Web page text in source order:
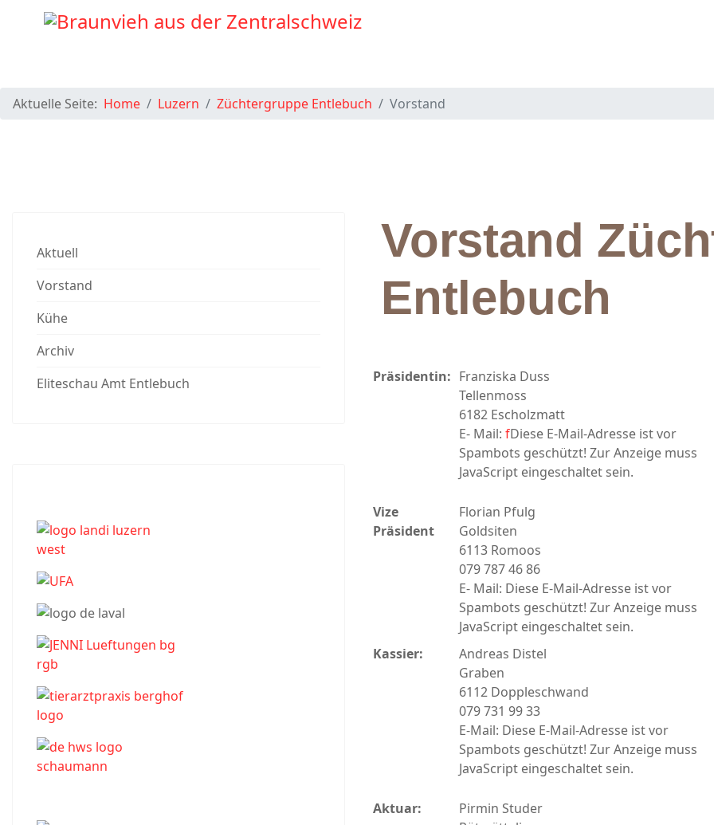
Aktuelle Seite: Home Luzern Züchtergruppe Entlebuch Vorstand
Aktuell
Vorstand
Kühe
Archiv
Eliteschau Amt Entlebuch
Vorstand
Entlebuch
Präsidentin: Franziska Duss
Tellenmoss
6182 Escholzmatt
E- Mail: fDiese E-Mail-Adresse ist vor
Spambots geschützt! Zur Anzeige muss
JavaScript eingeschaltet sein.
Vize
Präsident
Florian Pfulg
Goldsiten
6113 Romoos
079 787 46 86
E- Mail: Diese E-Mail-Adresse ist vor
Spambots geschützt! Zur Anzeige muss
JavaScript eingeschaltet sein.
Kassier:
Andreas Distel
Graben
6112 Doppleschwand
079 731 99 33
E-Mail: Diese E-Mail-Adresse ist vor
Spambots geschützt! Zur Anzeige muss
JavaScript eingeschaltet sein.
Aktuar:
Pirmin Studer